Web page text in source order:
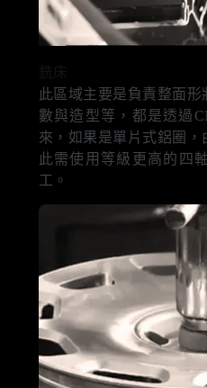
銑床
此區域主要是負責整面
數與造型等，都是透過
來，如果是單片式鋁圈，
此需使用等級更高的四
工。